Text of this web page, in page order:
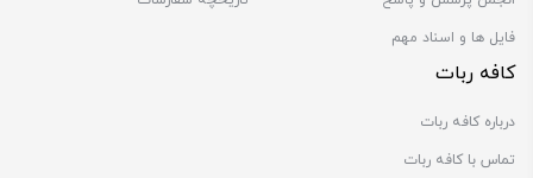
فایل ها و اسناد مهم
کافه ربات
درباره کافه ربات
تماس با کافه ربات